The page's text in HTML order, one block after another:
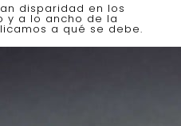
disparidad en los
y a lo ancho de la
a qué se debe.